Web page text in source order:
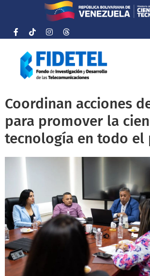
Coordinan acciones
para promover la
tecnología en todo el